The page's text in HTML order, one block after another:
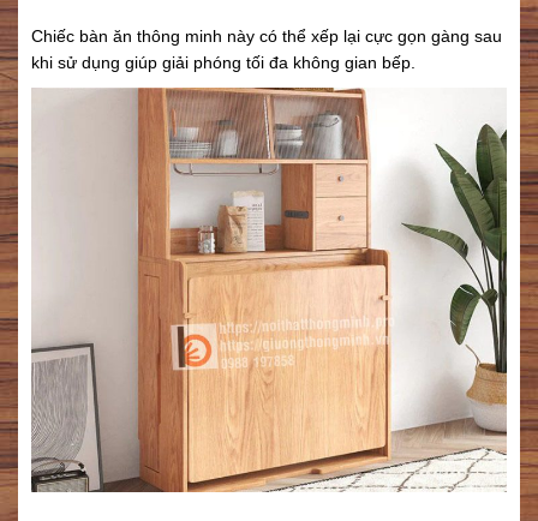
Chiếc bàn ăn thông minh này có thể xếp lại cực gọn gàng sau
khi sử dụng giúp giải phóng tối đa không gian bếp.